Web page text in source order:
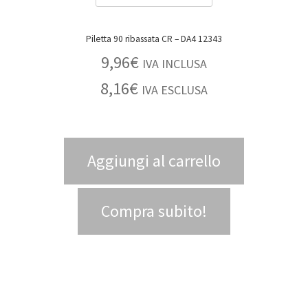
Piletta 90 ribassata CR – DA4 12343
9,96€ IVA INCLUSA
8,16€ IVA ESCLUSA
Aggiungi al carrello
Compra subito!